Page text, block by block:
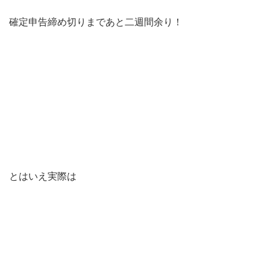
確定申告締め切りまであと二週間余り！
とはいえ実際は